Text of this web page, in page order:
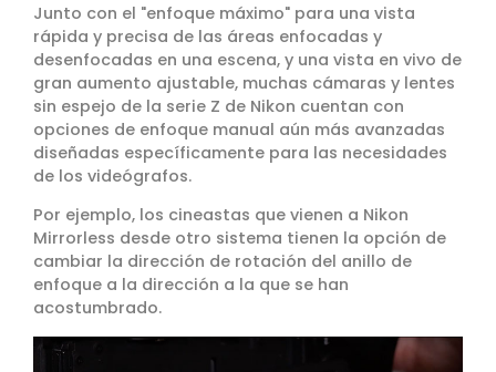
Junto con el "enfoque máximo" para una vista
rápida y precisa de las áreas enfocadas y
desenfocadas en una escena, y una vista en vivo de
gran aumento ajustable, muchas cámaras y lentes
sin espejo de la serie Z de Nikon cuentan con
opciones de enfoque manual aún más avanzadas
diseñadas específicamente para las necesidades
de los videógrafos.
Por ejemplo, los cineastas que vienen a Nikon
Mirrorless desde otro sistema tienen la opción de
cambiar la dirección de rotación del anillo de
enfoque a la dirección a la que se han
acostumbrado.